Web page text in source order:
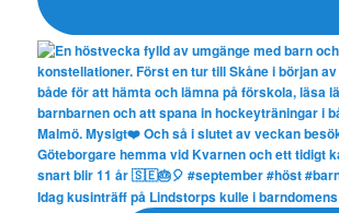
Idag kusinträff på Lindstorps kulle i barndomens